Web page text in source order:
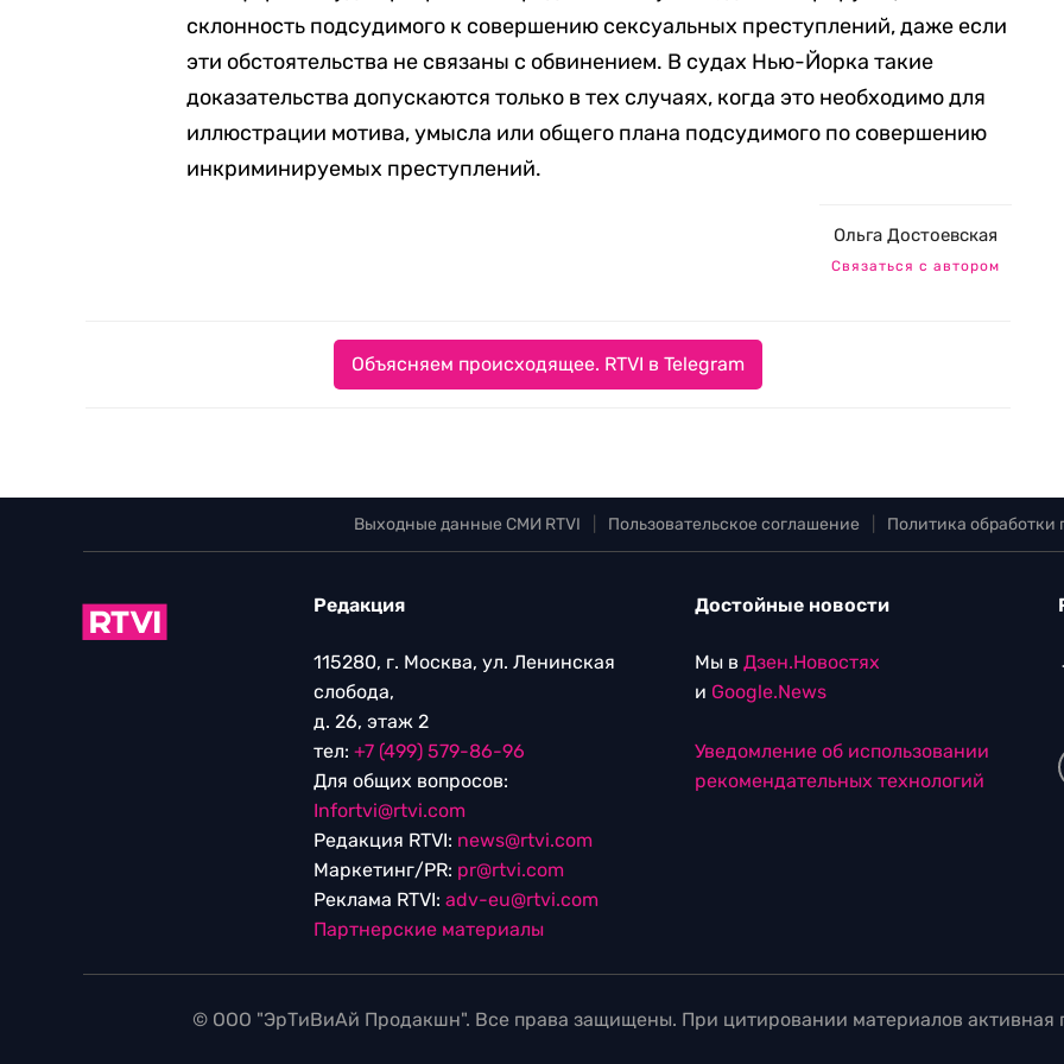
склонность подсудимого к совершению сексуальных преступлений, даже если
эти обстоятельства не связаны с обвинением. В судах Нью-Йорка такие
доказательства допускаются только в тех случаях, когда это необходимо для
иллюстрации мотива, умысла или общего плана подсудимого по совершению
инкриминируемых преступлений.
Ольга Достоевская
Связаться с автором
Объясняем происходящее. RTVI в Telegram
Выходные данные СМИ RTVI Пользовательское соглашение Политика
Редакция
115280, г. Москва, ул. Ленинская
слобода,
д. 26, этаж 2
тел: +7 (499) 579-86-96
Для общих вопросов:
Infortvi@rtvi.com
Редакция RTVI: news@rtvi.com
Маркетинг/PR: pr@rtvi.com
Реклама RTVI: adv-eu@rtvi.com
Партнерские материалы
Достойные новости
Мы в Дзен.Новостях
и Google.News
Уведомление об использовании
рекомендательных технологий
© ООО "ЭрТиВиАй Продакшн". Все права защищены. При цитировании материалов активная